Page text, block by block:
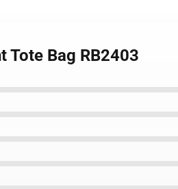
Tote Bag RB2403